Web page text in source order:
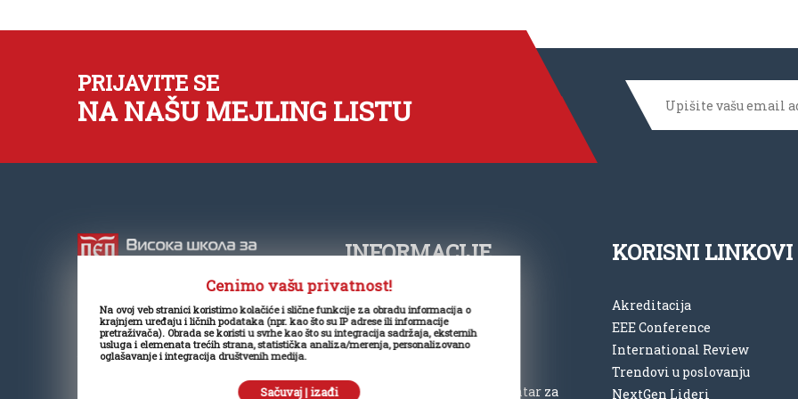
PRIJAVITE SE
NA NAŠU MEJLING LISTU
Visoka škola za poslovnu ekonomiju
je samostalna visokoškolska
ustanova koja realizuje osnovne i
master akademske studije u
INFORMACIJE
+381 11 2762 194
office@vspep.edu.rs
Mitropolita Petra 8, Centar za
KORISNI LINKOVI
Akreditacija
EEE Conference
International Review
Trendovi u poslovanju
NextGen Lideri
Cenimo vašu privatnost!
Na ovoj veb stranici koristimo kolačiće i slične funkcije za obradu informacija o
krajnjem uređaju i ličnih podataka (npr. kao što su IP adrese ili informacije
pretraživača). Obrada se koristi u svrhe kao što su integracija sadržaja, eksternih
usluga i elemenata trećih strana, statistička analiza/merenja, personalizovano
oglašavanje i integracija društvenih medija.
Sačuvaj | izađi